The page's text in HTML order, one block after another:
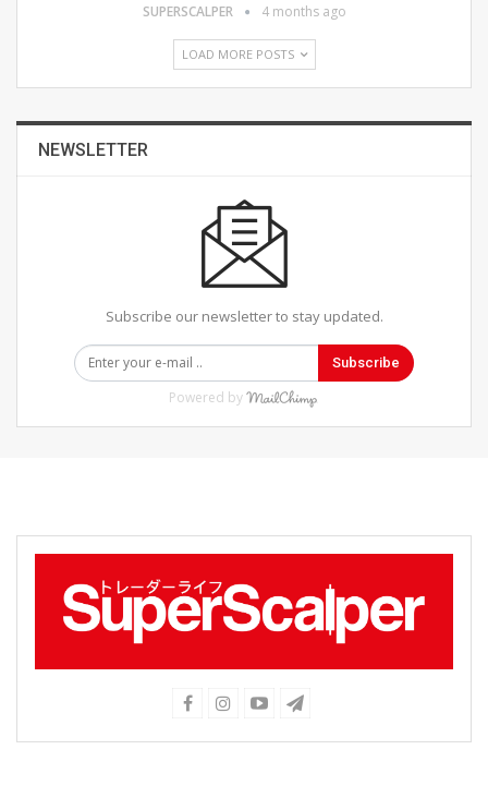
SUPERSCALPER 4 months ago
LOAD MORE POSTS
NEWSLETTER
Subscribe our newsletter to stay updated.
Subscribe
Powered by